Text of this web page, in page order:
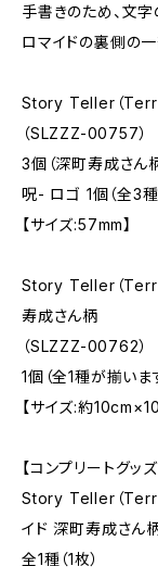
手書きのため、文
ロマイドの裏側の
Story Teller（
（SLZZZ-00757）
3個（深町寿成さ
呪- ロゴ 1個（全3
【サイズ:57mm】
Story Teller（
寿成さん柄
（SLZZZ-00762）
1個（全1種が揃いま
【サイズ:約
【コンプリートグッ
Story Teller（
イド 深町寿成さん
全1種（1枚）